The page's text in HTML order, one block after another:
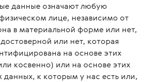
данные означают любую
лице, независимо от
в материальной форме или нет,
или нет, которая
на основе этих
косвенно) или на основе этих
данных, к которым у нас есть или,